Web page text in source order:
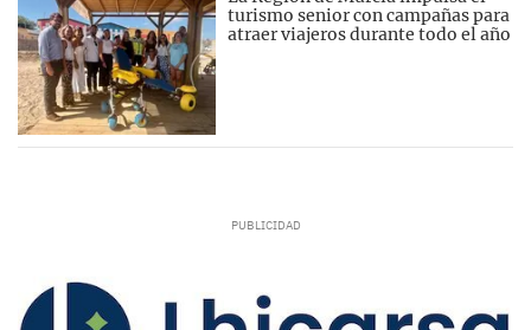
turismo senior con campañas para
atraer viajeros durante todo el año